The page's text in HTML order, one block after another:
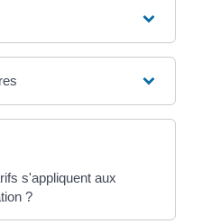
s'appliquent aux
?